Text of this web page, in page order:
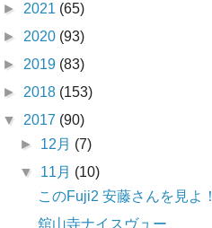
► 2021 (65)
► 2020 (93)
► 2019 (83)
► 2018 (153)
▼ 2017 (90)
► 12月 (7)
▼ 11月 (10)
このFuji2 安藤さんを見よ！
舘山寺ナイスヴュー